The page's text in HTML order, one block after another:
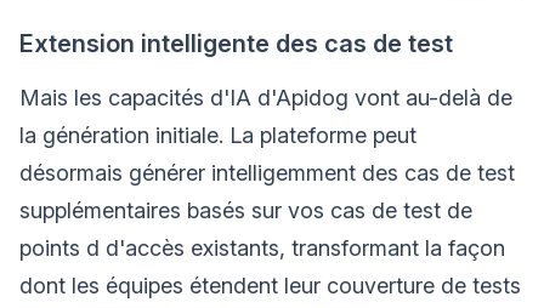
Extension intelligente des cas de test
Mais les capacités d'IA d'Apidog vont au-delà de
la génération initiale. La plateforme peut
désormais générer intelligemment des cas de test
supplémentaires basés sur vos cas de test de
points d d'accès existants, transformant la façon
dont les équipes étendent leur couverture de tests